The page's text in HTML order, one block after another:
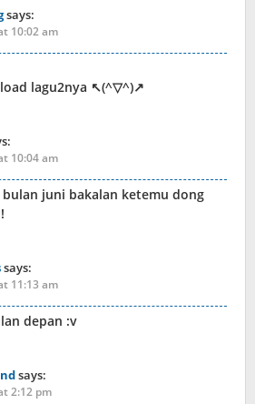
says:
10:02 am
lagu2nya ↖(^▽^)↗
10:04 am
bulan juni bakalan ketemu dong
says:
11:13 am
depan :v
says:
2:12 pm